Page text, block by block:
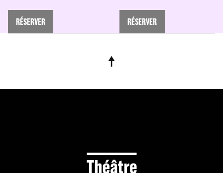
RÉSERVER RÉSERVER